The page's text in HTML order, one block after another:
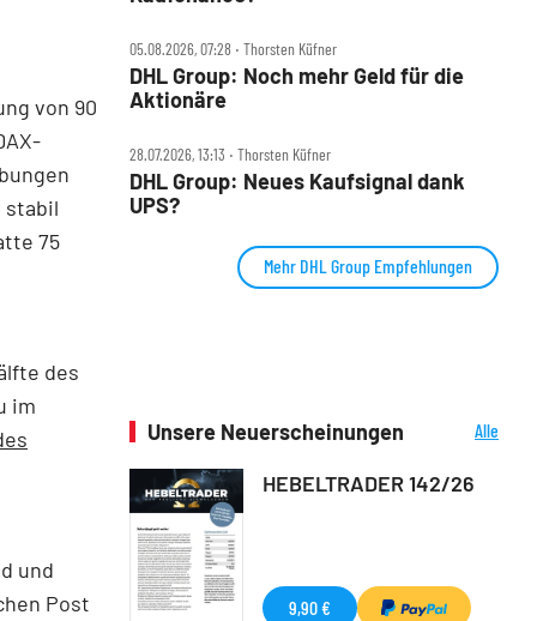
von 90
stabil
75
des
im
und
Post
05.08.2026, 07:28 ‧ Thorsten Küfner
DHL Group: Noch mehr Geld für die
Aktionäre
28.07.2026, 13:13 ‧ Thorsten Küfner
DHL Group: Neues Kaufsignal dank
UPS?
Mehr DHL Group Empfehlungen
Unsere Neuerscheinungen
Alle
HEBELTRADER 142/26
9,90 €